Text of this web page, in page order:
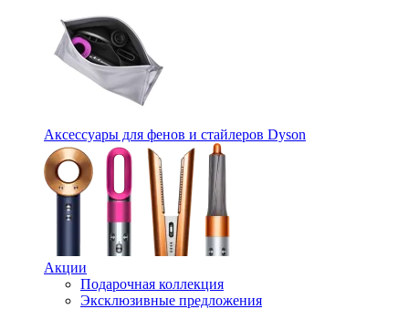
Аксессуары для фенов и стайлеров Dyson
Акции
Подарочная коллекция
Эксклюзивные предложения